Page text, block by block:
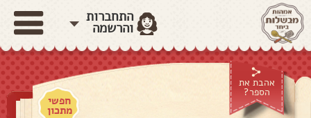
התחברות
והרשמה
אהבת את
הספר?
חפשי
מתכון